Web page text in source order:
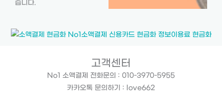
습니다.
고객센터
No1 소액결제 전화문의 : 010-3970-5955
카카오톡 문의하기 : love662